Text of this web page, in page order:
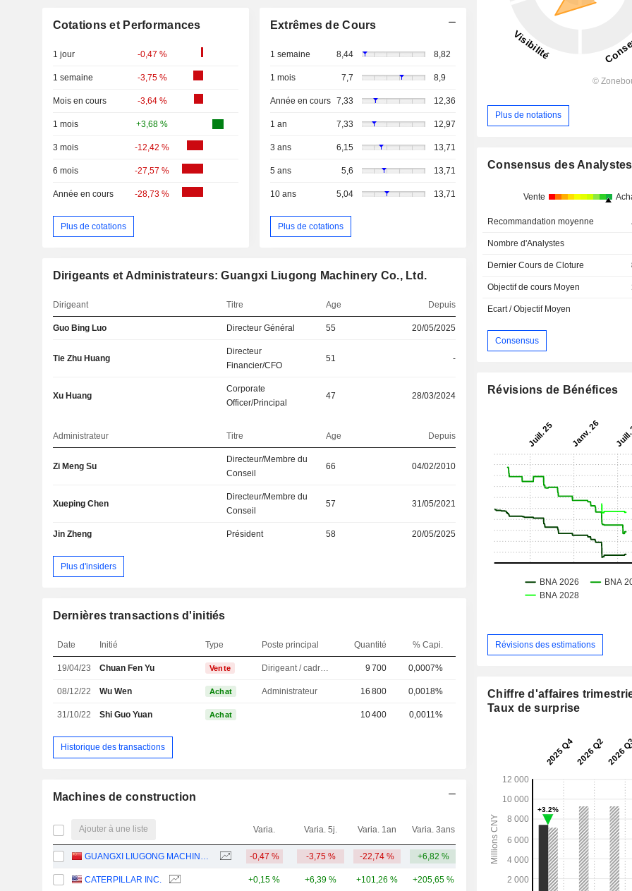
Cotations et Performances
1 jour -0,47 %
1 semaine -3,75 %
Mois en cours -3,64 %
1 mois +3,68 %
3 mois -12,42 %
6 mois -27,57 %
Année en cours -28,73 %
Plus de cotations
Extrêmes de Cours
1 semaine 8,44 8,82
1 mois 7,7 8,9
Année en cours 7,33 12,36
1 an 7,33 12,97
3 ans 6,15 13,71
5 ans 5,6 13,71
10 ans 5,04 13,71
Plus de cotations
Dirigeants et Administrateurs: Guangxi Liugong Machinery Co., Ltd.
Dirigeant Titre Age Depuis
Guo Bing Luo Directeur Général 55 20/05/2025
Tie Zhu Huang
Directeur
Financier/CFO
51 -
Xu Huang
Corporate
Officer/Principal
47 28/03/2024
Administrateur Titre Age Depuis
Zi Meng Su
Directeur/Membre du
Conseil
66 04/02/2010
Xueping Chen
Directeur/Membre du
Conseil
57 31/05/2021
Jin Zheng Président 58 20/05/2025
Plus d'insiders
Dernières transactions d'initiés
Date Initié Type Poste principal Quantité % Capi.
19/04/23 Chuan Fen Yu Vente Dirigeant / cadre principal 9 700 0,0007%
08/12/22 Wu Wen Achat Administrateur 16 800 0,0018%
31/10/22 Shi Guo Yuan Achat 10 400 0,0011%
Historique des transactions
Machines de construction
Ajouter à une liste Varia. Varia. 5j. Varia. 1an Varia. 3ans Capi.($)
-0,47 % -3,75 % -22,74 % +6,82 % 2,48 Md
CATERPILLAR INC. +0,15 % +6,39 % +101,26 % +205,65 % 401 Md
Plus de notations
Consensus des Analystes
Vente
Recommandation moyenne
Nombre d'Analystes
Dernier Cours de Cloture
Objectif de cours Moyen
Ecart / Objectif Moyen
Consensus
Révisions de Bénéfices
Révisions des estimations
Chiffre d'affaires
Taux de surprise